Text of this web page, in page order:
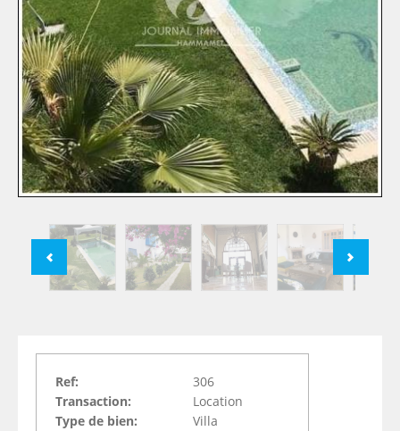
Ref:
306
Transaction:
Location
Type de bien:
Villa